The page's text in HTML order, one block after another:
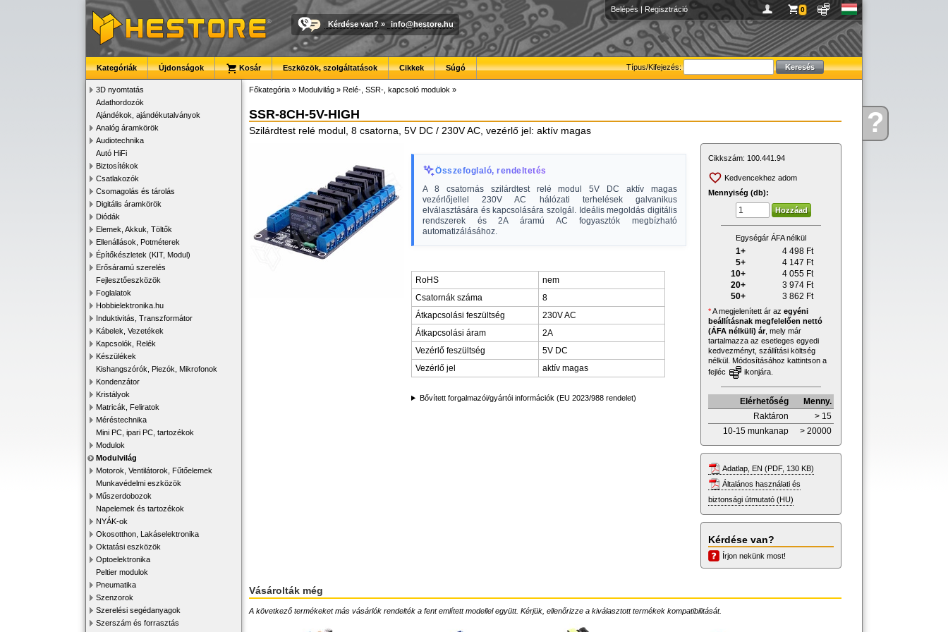
Kérdése?
Belépés | Regisztráció 0
Kérdése van? » info@hestore.hu
Típus/Kifejezés:
Kategóriák Újdonságok Kosár Eszközök, szolgáltatások Cikkek Súgó
3D nyomtatás
Adathordozók
Ajándékok, ajándékutalványok
Analóg áramkörök
Audiotechnika
Autó HiFi
Biztosítékok
Csatlakozók
Csomagolás és tárolás
Digitális áramkörök
Diódák
Elemek, Akkuk, Töltők
Ellenállások, Potméterek
Építőkészletek (KIT, Modul)
Erősáramú szerelés
Fejlesztőeszközök
Foglalatok
Hobbielektronika.hu
Induktivitás, Transzformátor
Kábelek, Vezetékek
Kapcsolók, Relék
Készülékek
Kishangszórók, Piezók, Mikrofonok
Kondenzátor
Kristályok
Matricák, Feliratok
Méréstechnika
Mini PC, ipari PC, tartozékok
Modulok
Modulvilág
Motorok, Ventilátorok, Fűtőelemek
Munkavédelmi eszközök
Műszerdobozok
Napelemek és tartozékok
NYÁK-ok
Okosotthon, Lakáselektronika
Oktatási eszközök
Optoelektronika
Peltier modulok
Pneumatika
Szenzorok
Szerelési segédanyagok
Szerszám és forrasztás
Főkategória » Modulvilág » Relé-, SSR-, kapcsoló modulok »
SSR-8CH-5V-HIGH
Szilárdtest relé modul, 8 csatorna, 5V DC / 230V AC, vezérlő jel: aktív magas
Összefoglaló, rendeltetés
A 8 csatornás szilárdtest relé modul 5V DC aktív magas
vezérlőjellel 230V AC hálózati terhelések galvanikus
elválasztására és kapcsolására szolgál. Ideális megoldás digitális
rendszerek és 2A áramú AC fogyasztók megbízható
automatizálásához.
RoHS
nem
Csatornák száma
8
Átkapcsolási feszültség
230V AC
Átkapcsolási áram
2A
Vezérlő feszültség
5V DC
Vezérlő jel
aktív magas
Bővített forgalmazói/gyártói információk (EU 2023/988 rendelet)
Cikkszám: 100.441.94
Kedvencekhez adom
Mennyiség (db):
Egységár ÁFA nélkül
1+ 4 498 Ft
5+
4 147 Ft
10+
4 055 Ft
20+
3 974 Ft
50+
3 862 Ft
*A megjelenített ár az egyéni
beállításnak megfelelően nettó
(ÁFA nélküli) ár, mely már
tartalmazza az esetleges egyedi
kedvezményt, szállítási költség
nélkül. Módosításához kattintson a
fejléc
ikonjára.
Elérhetőség
Menny.
Raktáron
> 15
10-15 munkanap
> 20000
Adatlap, EN (PDF, 130 KB)
Általános használati és
biztonsági útmutató (HU)
Kérdése van?
Írjon nekünk most!
Vásárolták még
A következő termékeket más vásárlók rendelték a fent említett modellel együtt. Kérjük, ellenőrizze a kiválasztott termékek kompatibilitását.